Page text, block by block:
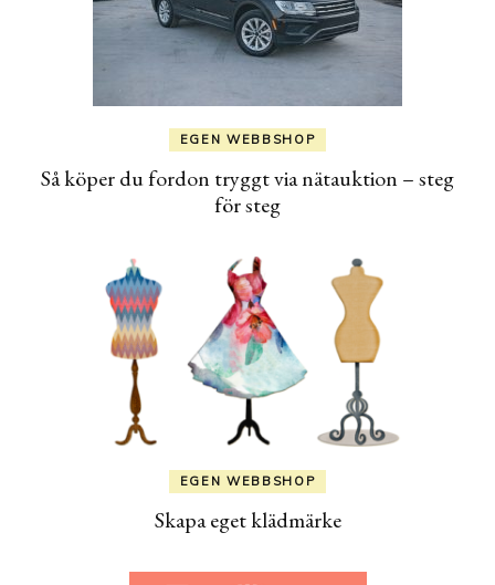
EGEN WEBBSHOP
Så köper du fordon tryggt via nätauktion – steg
för steg
EGEN WEBBSHOP
Skapa eget klädmärke